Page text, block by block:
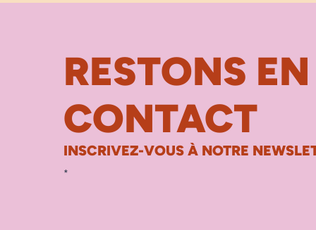
RESTONS EN
CONTACT
INSCRIVEZ-VOUS À NOTRE
*